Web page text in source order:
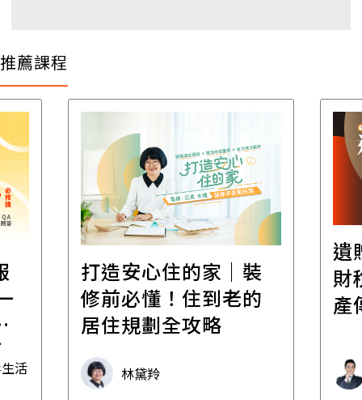
推薦課程
活
打造安心住的家｜裝
修前必懂！住到老的
居住規劃全攻略
林黛羚
遺
財
產